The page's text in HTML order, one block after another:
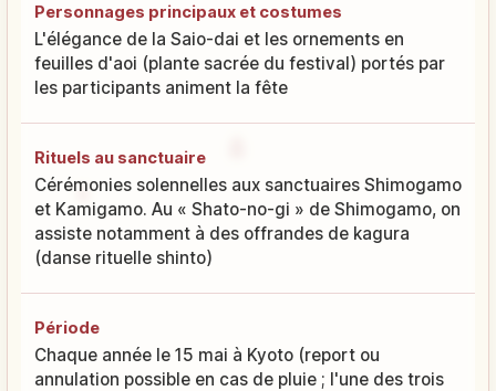
Personnages principaux et costumes
L'élégance de la Saio-dai et les ornements en
feuilles d'aoi (plante sacrée du festival) portés par
les participants animent la fête
Rituels au sanctuaire
Cérémonies solennelles aux sanctuaires Shimogamo
et Kamigamo. Au « Shato-no-gi » de Shimogamo, on
assiste notamment à des offrandes de kagura
(danse rituelle shinto)
Période
Chaque année le 15 mai à Kyoto (report ou
annulation possible en cas de pluie ; l'une des trois